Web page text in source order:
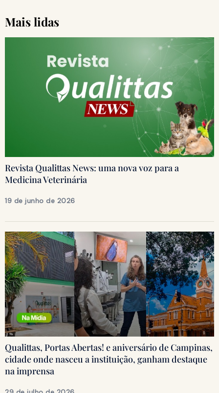
Mais lidas
Revista Qualittas News: uma nova voz para a
Medicina Veterinária
19 de junho de 2026
Qualittas, Portas Abertas! e aniversário de Campinas,
cidade onde nasceu a instituição, ganham destaque
na imprensa